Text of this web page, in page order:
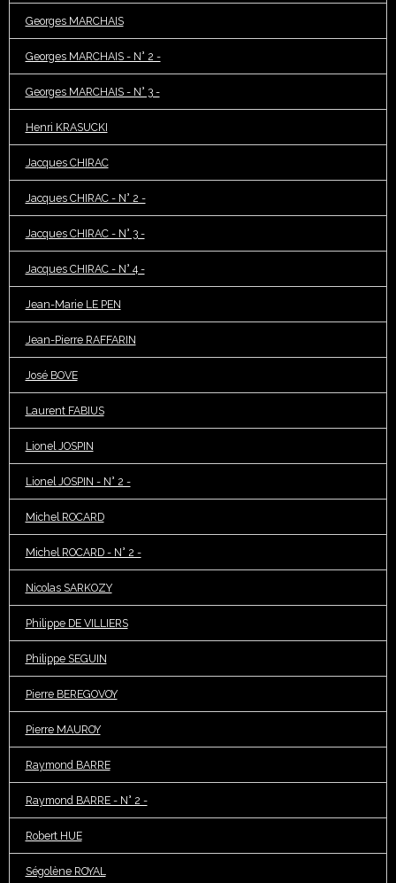
Georges MARCHAIS
Georges MARCHAIS - N° 2 -
Georges MARCHAIS - N° 3 -
Henri KRASUCKI
Jacques CHIRAC
Jacques CHIRAC - N° 2 -
Jacques CHIRAC - N° 3 -
Jacques CHIRAC - N° 4 -
Jean-Marie LE PEN
Jean-Pierre RAFFARIN
José BOVE
Laurent FABIUS
Lionel JOSPIN
Lionel JOSPIN - N° 2 -
Michel ROCARD
Michel ROCARD - N° 2 -
Nicolas SARKOZY
Philippe DE VILLIERS
Philippe SEGUIN
Pierre BEREGOVOY
Pierre MAUROY
Raymond BARRE
Raymond BARRE - N° 2 -
Robert HUE
Ségolène ROYAL